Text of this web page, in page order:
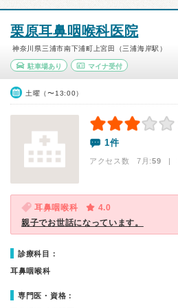
栗原耳鼻咽喉科医院
神奈川県三浦市南下浦町上宮田（三浦海岸駅）
駐車場あり マイナ受付
土曜（〜13:00）
1件
アクセス数 7月:59 |
耳鼻咽喉科
4.0
親子でお世話になっています。
診療科目：
耳鼻咽喉科
専門医・資格：